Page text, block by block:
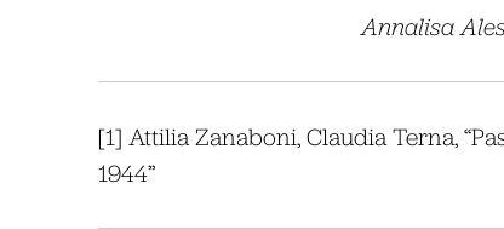
Annalisa
[1] Attilia Zanaboni, Claudia Terna,
1944”